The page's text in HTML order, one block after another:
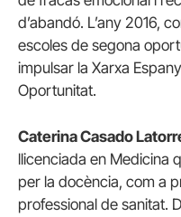
d’abandó. L’any 2016,
escoles de segona
impulsar la Xarxa
Oportunitat.
Caterina Casado
llicenciada en Medicina
per la docència, com a
professional de sanitat.